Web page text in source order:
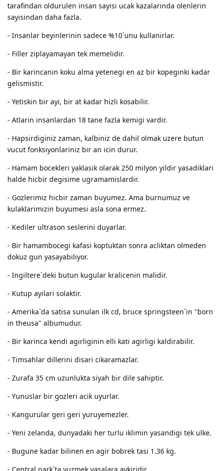
tarafindan oldurulen insan sayisi ucak kazalarinda olenlerin
sayisindan daha fazla.
- Insanlar beyinlerinin sadece %10`unu kullanirlar.
- Filler ziplayamayan tek memelidir.
- Bir karincanin koku alma yetenegi en az bir kopeginki kadar
gelismistir.
- Yetiskin bir ayi, bir at kadar hizli kosabilir.
- Atlarin insanlardan 18 tane fazla kemigi vardir.
- Hapsirdiginiz zaman, kalbiniz de dahil olmak uzere butun
vucut fonksiyonlariniz bir an icin durur.
- Hamam bocekleri yaklasik olarak 250 milyon yildir yasadiklari
halde hicbir degisime ugramamislardir.
- Gozlerimiz hicbir zaman buyumez. Ama burnumuz ve
kulaklarimizin buyumesi asla sona ermez.
- Kediler ultrason seslerini duyarlar.
- Bir hamambocegi kafasi koptuktan sonra acliktan olmeden
dokuz gun yasayabiliyor.
- Ingiltere`deki butun kugular kralicenin malidir.
- Kutup ayilari solaktir.
- Amerika`da satisa sunulan ilk cd, bruce springsteen`in "born
in theusa" albumudur.
- Bir karinca kendi agirliginin elli kati agirligi kaldirabilir.
- Timsahlar dillerini disari cikaramazlar.
- Zurafa 35 cm uzunlukta siyah bir dile sahiptir.
- Yunuslar bir gozleri acik uyurlar.
- Kangurular geri geri yuruyemezler.
- Yeni zelanda, dunyadaki her turlu iklimin yasandigi tek ulke.
- Bugune kadar bilinen en agir bobrek tasi 1.36 kg.